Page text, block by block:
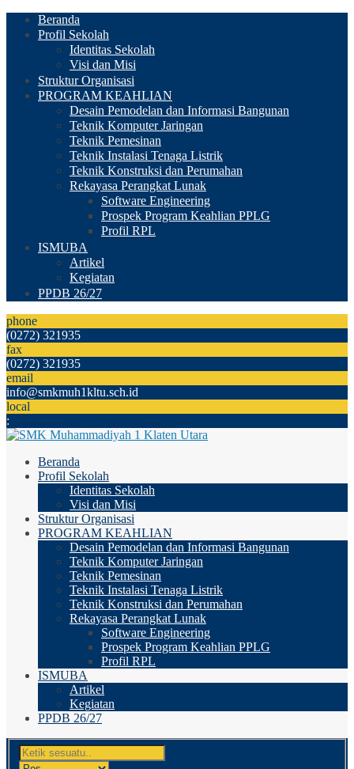
Beranda
Profil Sekolah
Identitas Sekolah
Visi dan Misi
Struktur Organisasi
PROGRAM KEAHLIAN
Desain Pemodelan dan Informasi Bangunan
Teknik Komputer Jaringan
Teknik Pemesinan
Teknik Instalasi Tenaga Listrik
Teknik Konstruksi dan Perumahan
Rekayasa Perangkat Lunak
Software Engineering
Prospek Program Keahlian PPLG
Profil RPL
ISMUBA
Artikel
Kegiatan
PPDB 26/27
phone
(0272) 321935
fax
(0272) 321935
email
info@smkmuh1kltu.sch.id
local
:
Beranda
Profil Sekolah
Identitas Sekolah
Visi dan Misi
Struktur Organisasi
PROGRAM KEAHLIAN
Desain Pemodelan dan Informasi Bangunan
Teknik Komputer Jaringan
Teknik Pemesinan
Teknik Instalasi Tenaga Listrik
Teknik Konstruksi dan Perumahan
Rekayasa Perangkat Lunak
Software Engineering
Prospek Program Keahlian PPLG
Profil RPL
ISMUBA
Artikel
Kegiatan
PPDB 26/27